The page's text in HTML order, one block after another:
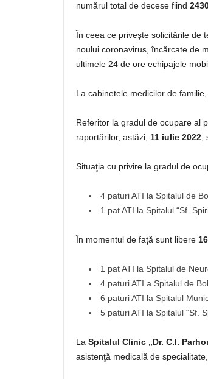
numărul total de decese fiind
În ceea ce privește solicitările de
noului coronavirus, încărcate de
ultimele 24 de ore echipajele
La cabinetele medicilor de
Referitor la gradul de ocupare al
raportărilor, astăzi, 11 iulie 2022
Situaţia cu privire la gradul de
4 paturi ATI la Spitalul de
1 pat ATI la Spitalul “Sf.
În momentul de faţă sunt libere
1 pat ATI la Spitalul de
4 paturi ATI a Spitalul de
6 paturi ATI la Spitalul
5 paturi ATI la Spitalul “Sf.
La Spitalul Clinic „Dr. C.I.
asistenţă medicală de